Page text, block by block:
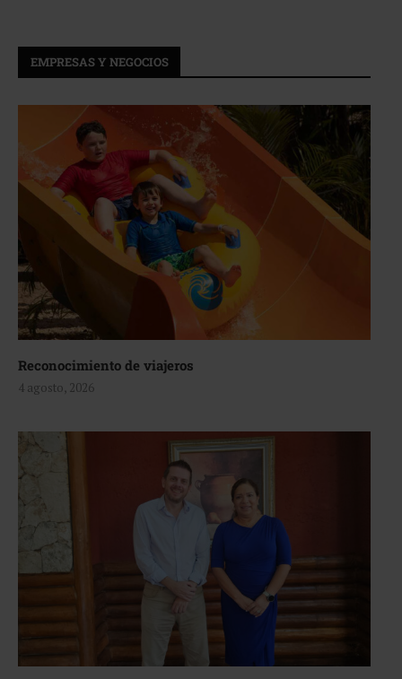
EMPRESAS Y NEGOCIOS
Reconocimiento de viajeros
4 agosto, 2026